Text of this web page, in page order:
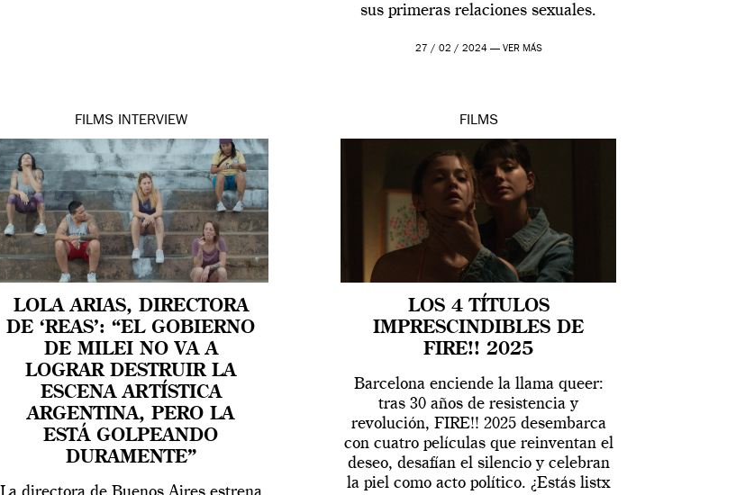
sus primeras relaciones sexuales.
27 / 02 / 2024 — VER MÁS
FILMS INTERVIEW
LOLA ARIAS, DIRECTORA
DE ‘REAS’: “EL GOBIERNO
DE MILEI NO VA A
LOGRAR DESTRUIR LA
ESCENA ARTÍSTICA
ARGENTINA, PERO LA
ESTÁ GOLPEANDO
DURAMENTE”
FILMS
LOS 4 TÍTULOS
IMPRESCINDIBLES DE
FIRE!! 2025
Barcelona enciende la llama queer:
tras 30 años de resistencia y
revolución, FIRE!! 2025 desembarca
con cuatro películas que reinventan el
deseo, desafían el silencio y celebran
la piel como acto político. ¿Estás listx